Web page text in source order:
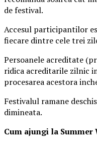
de festival.
Accesul participantilor
fiecare dintre cele trei
Persoanele acreditate
ridica acreditarile zilnic
procesarea acestora
Festivalul ramane
dimineata.
Cum ajungi la Summer